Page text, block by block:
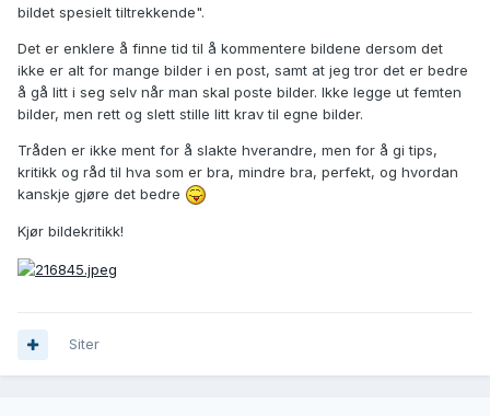
bildet spesielt tiltrekkende".
Det er enklere å finne tid til å kommentere bildene dersom det
ikke er alt for mange bilder i en post, samt at jeg tror det er bedre
å gå litt i seg selv når man skal poste bilder. Ikke legge ut femten
bilder, men rett og slett stille litt krav til egne bilder.
Tråden er ikke ment for å slakte hverandre, men for å gi tips,
kritikk og råd til hva som er bra, mindre bra, perfekt, og hvordan
kanskje gjøre det bedre
Kjør bildekritikk!
Siter